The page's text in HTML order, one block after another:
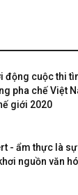
động cuộc thi
pha chế Việt
giới 2020
- ẩm thực là sự
nguồn văn